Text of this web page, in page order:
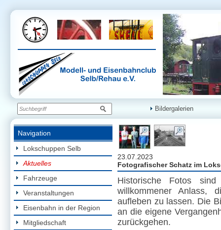
Bildergalerien
Navigation
Lokschuppen Selb
Aktuelles
Fahrzeuge
Veranstaltungen
Eisenbahn in der Region
Mitgliedschaft
23.07.2023
Fotografischer Schatz im
Historische Fotos
willkommener Anlass,
aufleben zu lassen. Die
an die eigene
zurückgehen.